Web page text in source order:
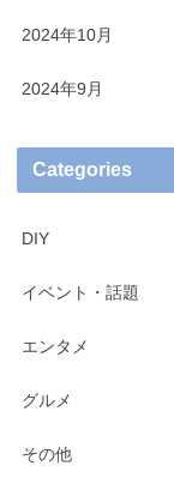
2024年10月
2024年9月
Categories
DIY
イベント・話題
エンタメ
グルメ
その他